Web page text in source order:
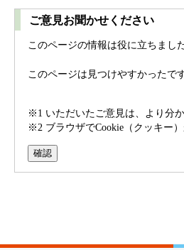
ご意見お聞かせください
このページの情報は役に立ちまし
このページは見つけやすかったで
※1 いただいたご意見は、より分
※2 ブラウザでCookie（クッキー